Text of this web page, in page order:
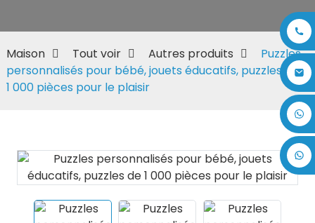
Maison Tout voir Autres produits
Puzzles
personnalisés pour bébé, jouets éducatifs, puzzles de
1 000 pièces pour le plaisir